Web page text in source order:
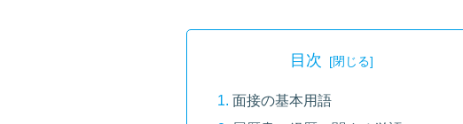
目次
面接の基本用語